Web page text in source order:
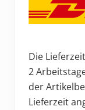
Die
2
der
Lieferzeit